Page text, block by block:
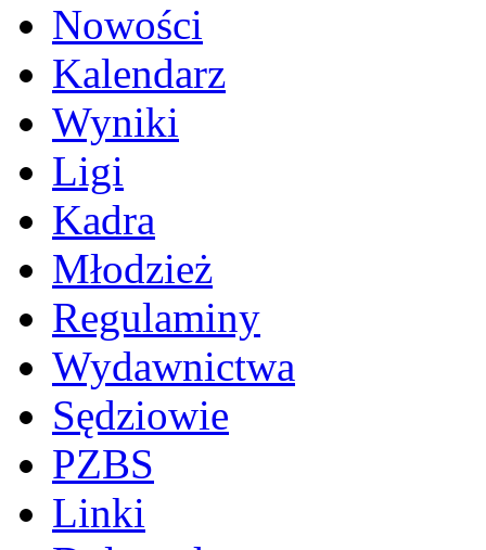
Nowości
Kalendarz
Wyniki
Ligi
Kadra
Młodzież
Regulaminy
Wydawnictwa
Sędziowie
PZBS
Linki